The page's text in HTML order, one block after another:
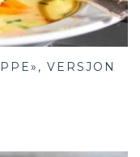
VERSJON